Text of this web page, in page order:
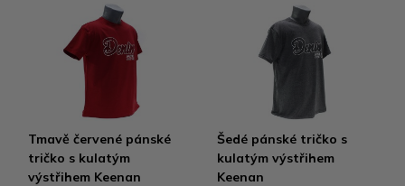
Tmavě červené pánské
tričko s kulatým
výstřihem Keenan
Šedé pánské tričko s
kulatým výstřihem
Keenan